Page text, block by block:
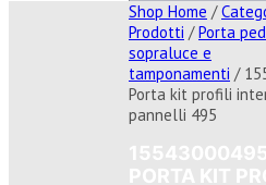
Shop Home /
Prodotti /Porta
sopraluce e
tamponamenti /
Porta kit profili
pannelli 495